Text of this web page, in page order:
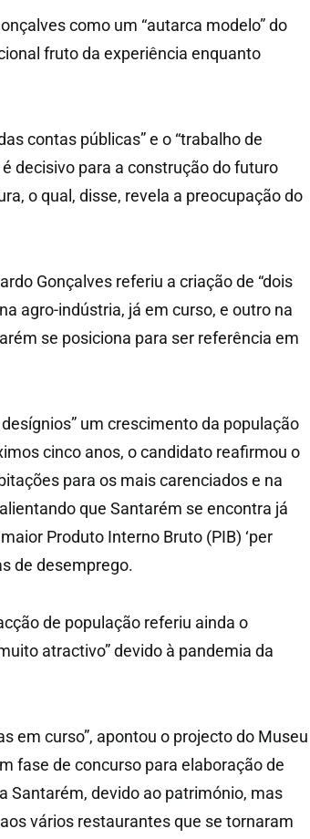
como um “autarca modelo” do
fruto da experiência enquanto
contas públicas” e o “trabalho de
decisivo para a construção do futuro
o qual, disse, revela a preocupação do
Gonçalves referiu a criação de “dois
agro-indústria, já em curso, e outro na
se posiciona para ser referência em
um crescimento da população
cinco anos, o candidato reafirmou o
para os mais carenciados e na
que Santarém se encontra já
Produto Interno Bruto (PIB) ‘per
de desemprego.
de população referiu ainda o
atractivo” devido à pandemia da
em curso”, apontou o projecto do Museu
fase de concurso para elaboração de
Santarém, devido ao património, mas
vários restaurantes que se tornaram